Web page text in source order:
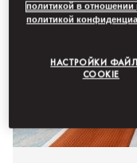
политикой в
политикой
НАСТРОЙКИ
COOKIE